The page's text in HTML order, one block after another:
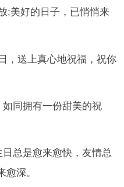
;美好的日子，已悄悄来
，送上真心地祝福，祝你
同拥有一份甜美的祝
总是愈来愈快，友情总
深。